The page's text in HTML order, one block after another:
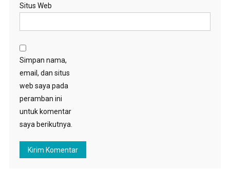
Situs Web
Simpan nama,
email, dan situs
web saya pada
peramban ini
untuk komentar
saya berikutnya.